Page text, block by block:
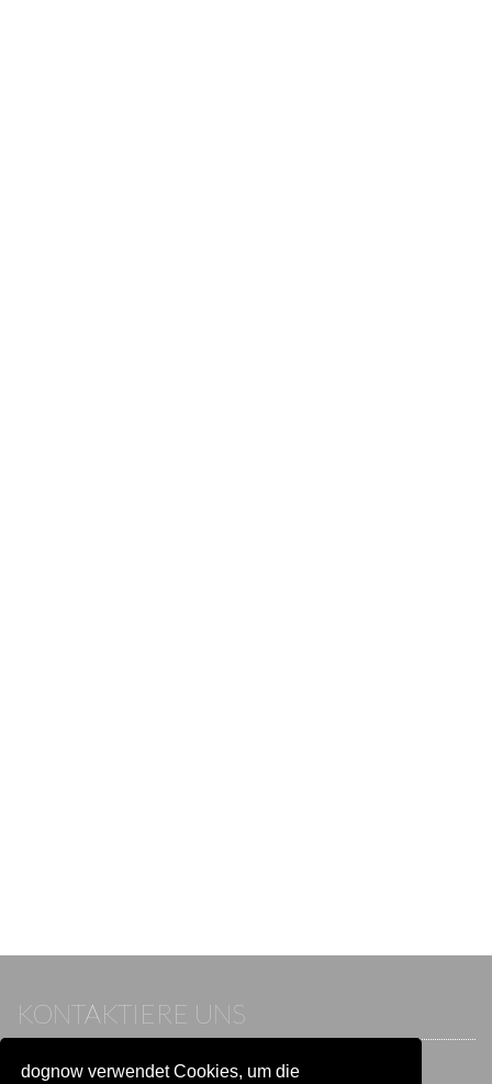
dognow verwendet Cookies, um die
KONTAKTIERE UNS
Wenn du bereits einen Account hast, melde dich bitte an.